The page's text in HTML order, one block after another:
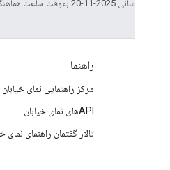
2025-11-20 به‌وقت ساعت هماهنگ جهانی.
راهنما
مرکز راهنمایی نمای خیابان
APIهای نمای خیابان
تالار گفتمان راهنمای نمای